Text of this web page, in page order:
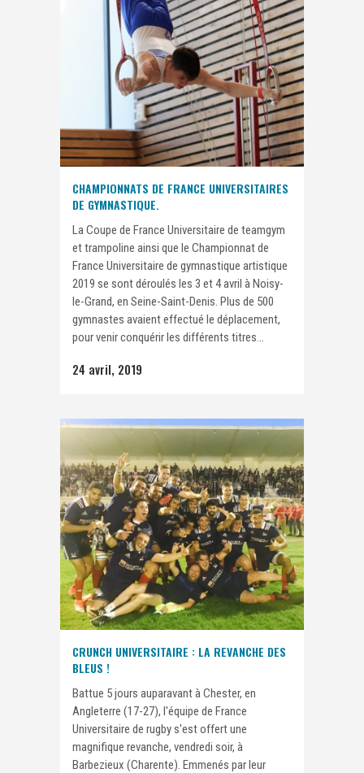
CHAMPIONNATS DE FRANCE UNIVERSITAIRES
DE GYMNASTIQUE.
La Coupe de France Universitaire de teamgym
et trampoline ainsi que le Championnat de
France Universitaire de gymnastique artistique
2019 se sont déroulés les 3 et 4 avril à Noisy-
le-Grand, en Seine-Saint-Denis. Plus de 500
gymnastes avaient effectué le déplacement,
pour venir conquérir les différents titres...
24 avril, 2019
CRUNCH UNIVERSITAIRE : LA REVANCHE DES
BLEUS !
Battue 5 jours auparavant à Chester, en
Angleterre (17-27), l'équipe de France
Universitaire de rugby s'est offert une
magnifique revanche, vendredi soir, à
Barbezieux (Charente). Emmenés par leur